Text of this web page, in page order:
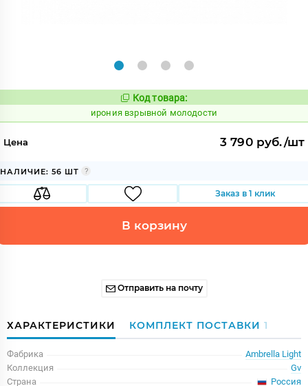
Код:
1095554
Код товара:
ирония взрывной молодости
Цена 3 790 руб./шт
НАЛИЧИЕ: 56 ШТ
Заказ в 1 клик
В корзину
Отправить на почту
ХАРАКТЕРИСТИКИ КОМПЛЕКТ ПОСТАВКИ 1
Фабрика
Ambrella Light
Коллекция
Gv
Страна
Россия